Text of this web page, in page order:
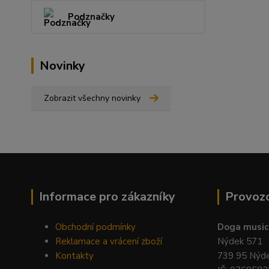
Podznačky
Novinky
Zobrazit všechny novinky
Informace pro zákazníky
Obchodní podmínky
Reklamace a vrácení zboží
Kontakty
Doga
Nýdek 571
739 95